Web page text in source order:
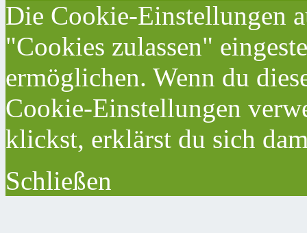
Die Cookie-Einstellungen
"Cookies zulassen"
ermöglichen. Wenn du
Cookie-Einstellungen
klickst, erklärst du sich
Schließen